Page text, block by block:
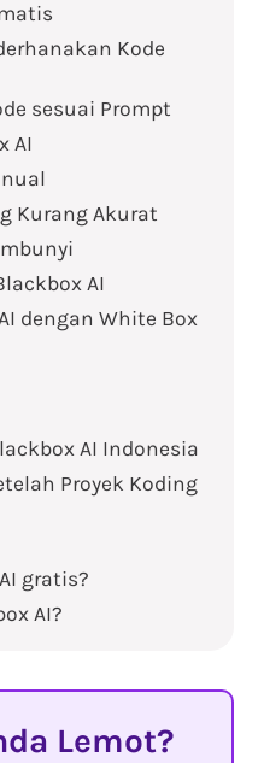
Kode
sesuai Prompt
AI
Kurang Akurat
AI
dengan White Box
AI Indonesia
Proyek Koding
gratis?
AI?
Lemot?